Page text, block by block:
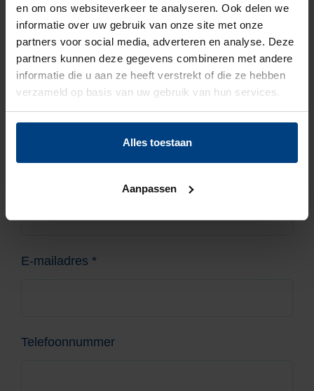
en om ons websiteverkeer te analyseren. Ook delen we
informatie over uw gebruik van onze site met onze
partners voor social media, adverteren en analyse. Deze
partners kunnen deze gegevens combineren met andere
informatie die u aan ze heeft verstrekt of die ze hebben
verzameld op basis van uw gebruik van hun services.
Alles toestaan
Aanpassen
vrijwilligerscoördinatoren
zal zo snel mogelijk
contact met u opnemen.
E-mailadres
Telefoonnummer